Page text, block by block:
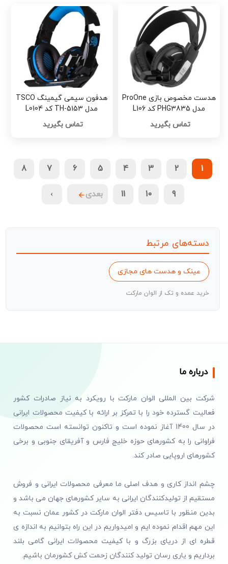
هدست مخصوص بازی ProOne
مدل PHG3835 کد L106
تماس بگیرید
هدفون سیمی گیمینگ TSCO
مدل TH-5153 کد L0104
تماس بگیرید
1
2
3
4
5
6
7
8
9
10
11 بعدی ›
دسته‌های مرتبط
عینک و هدست های مجازی
خرید عمده و تک از الوان مارکت
درباره ما
شرکت بین المللی الوان مارکت با رویکرد به نیاز صادرات کشور
فعالیت گسترده خود را با تمرکز بر ارائه با کیفیت محصولات ایرانی
در سال 1400 آغاز نموده است و تاکنون توانسته است محصولات
فراوانی را به کشورهای حوزه خلیج فارس و آفریقای جنوبی و برخی
کشورهای اروپایی صادر کند.
چشم انداز کاری و هدف اصلی ما معرفی محصولات ایرانی و فروش
مستقیم از تولیدکنندگان ایرانی به سایر کشورهای جهان می باشد و
بدین منظور با تاسیس دفتر الوان مارکت در کشور عمان نسبت به
این مهم اقدام نموده ایم و امیدواریم در این راه بتوانیم به اندازه ی
قطره ای از دریای بزرگ و با کیفیت محصولات ایرانی گامی بلند
برداریم و یاری رسان تولید کنندگان زحمت کش کشورمان باشیم.